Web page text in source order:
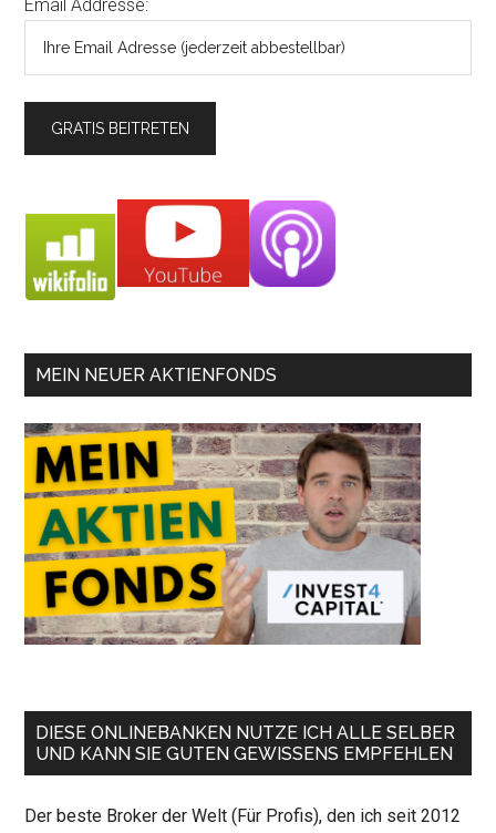
Email Addresse:
MEIN NEUER AKTIENFONDS
DIESE ONLINEBANKEN NUTZE ICH ALLE SELBER
UND KANN SIE GUTEN GEWISSENS EMPFEHLEN
Der beste Broker der Welt (Für Profis), den ich seit 2012